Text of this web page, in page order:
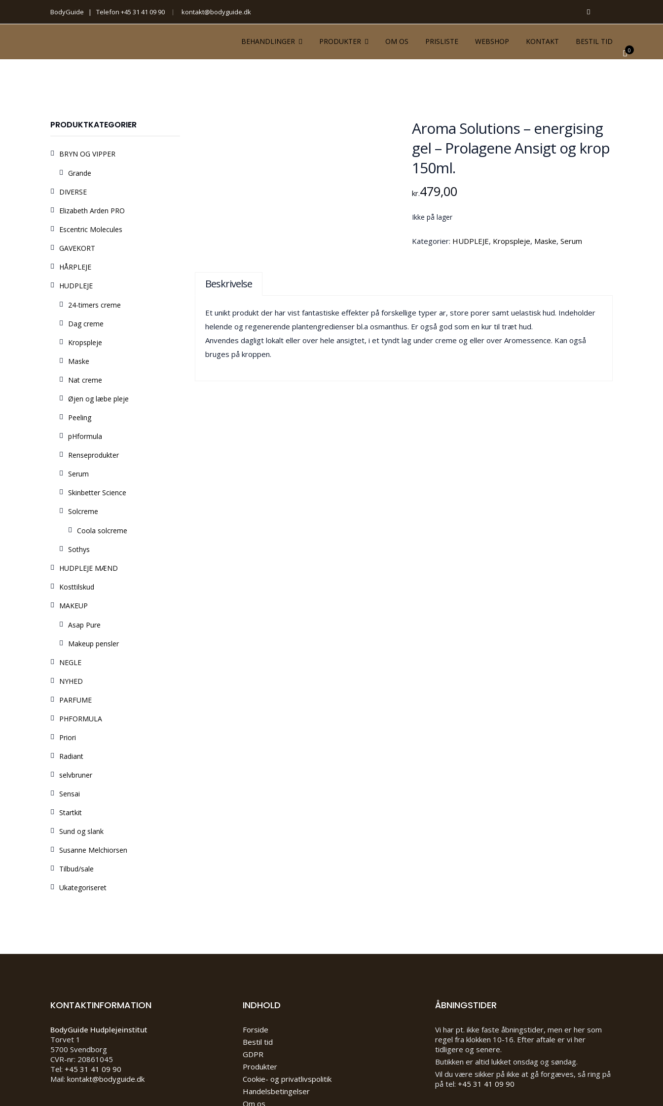
BodyGuide | Telefon +45 31 41 09 90 kontakt@bodyguide.dk
0
BEHANDLINGER PRODUKTER OM OS PRISLISTE WEBSHOP KONTAKT BESTIL TID
Aroma Solutions – energising
gel – Prolagene Ansigt og krop
150ml.
kr.479,00
Ikke på lager
Kategorier: HUDPLEJE, Kropspleje, Maske,Serum
Beskrivelse
Et unikt produkt der har vist fantastiske effekter på forskellige typer ar, store porer samt uelastisk hud. Indeholder
helende og regenerende plantengredienser bl.a osmanthus. Er også god som en kur til træt hud.
Anvendes dagligt lokalt eller over hele ansigtet, i et tyndt lag under creme og eller over Aromessence. Kan også
bruges på kroppen.
PRODUKTKATEGORIER
BRYN OG VIPPER
Grande
DIVERSE
Elizabeth Arden PRO
Escentric Molecules
GAVEKORT
HÅRPLEJE
HUDPLEJE
24-timers creme
Dag creme
Kropspleje
Maske
Nat creme
Øjen og læbe pleje
Peeling
pHformula
Renseprodukter
Serum
Skinbetter Science
Solcreme
Coola solcreme
Sothys
HUDPLEJE MÆND
Kosttilskud
MAKEUP
Asap Pure
Makeup pensler
NEGLE
NYHED
PARFUME
PHFORMULA
Priori
Radiant
selvbruner
Sensai
Startkit
Sund og slank
Susanne Melchiorsen
Tilbud/sale
Ukategoriseret
KONTAKTINFORMATION
BodyGuide Hudplejeinstitut
Torvet 1
5700 Svendborg
CVR-nr: 20861045
Tel: +45 31 41 09 90
Mail: kontakt@bodyguide.dk
INDHOLD
Forside
Bestil tid
GDPR
Produkter
Cookie- og privatlivspolitik
Handelsbetingelser
Om os
ÅBNINGSTIDER
Vi har pt. ikke faste åbningstider, men er her som
regel fra klokken 10-16. Efter aftale er vi her
tidligere og senere.
Butikken er altid lukket onsdag og søndag.
Vil du være sikker på ikke at gå forgæves, så ring på
på tel: +45 31 41 09 90